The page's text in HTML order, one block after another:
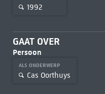
1992
GAAT OVER
Persoon
ALS ONDERWERP
Cas Oorthuys